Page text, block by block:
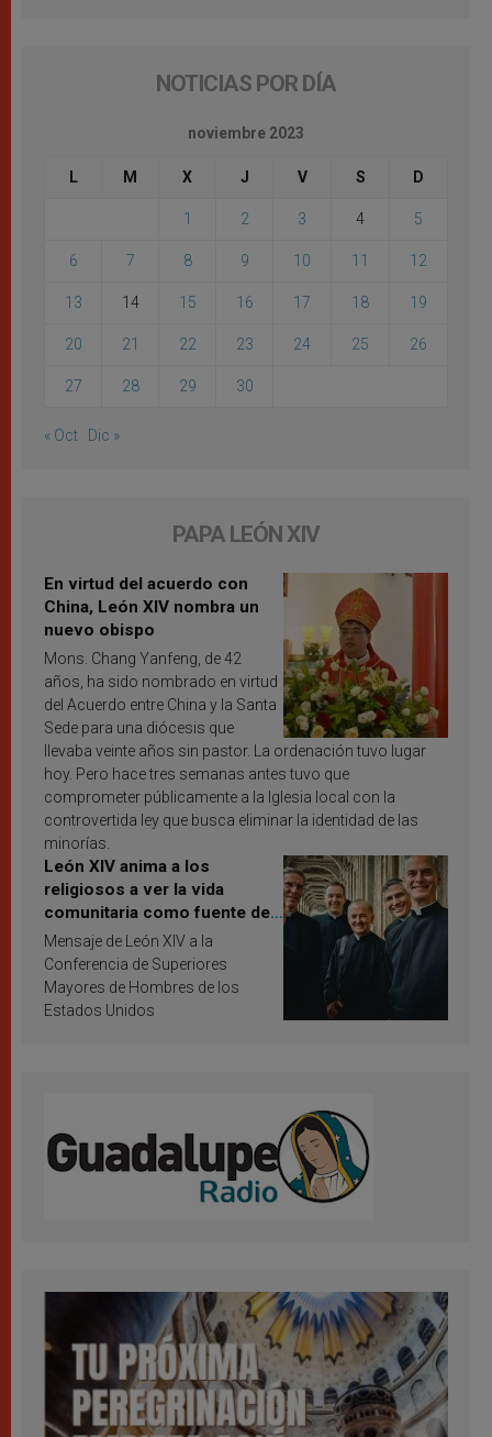
NOTICIAS POR DÍA
noviembre 2023
L M X J V S D
1 2 3 4 5
6 7 8 9 10 11 12
13 14 15 16 17 18 19
20 21 22 23 24 25 26
27 28 29 30
« Oct Dic »
PAPA LEÓN XIV
En virtud del acuerdo con
China, León XIV nombra un
nuevo obispo
Mons. Chang Yanfeng, de 42
años, ha sido nombrado en virtud
del Acuerdo entre China y la Santa
Sede para una diócesis que
llevaba veinte años sin pastor. La ordenación tuvo lugar
hoy. Pero hace tres semanas antes tuvo que
comprometer públicamente a la Iglesia local con la
controvertida ley que busca eliminar la identidad de las
minorías.
León XIV anima a los
religiosos a ver la vida
comunitaria como fuente de
inspiración y santificación
Mensaje de León XIV a la
Conferencia de Superiores
Mayores de Hombres de los
Estados Unidos